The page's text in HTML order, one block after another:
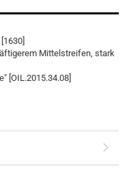
Mittelstreifen, stark
[OIL.2015.34.08]